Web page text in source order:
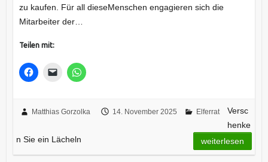
zu kaufen. Für all dieseMenschen engagieren sich die
Mitarbeiter der…
Teilen mit:
Matthias Gorzolka 14. November 2025 Elferrat
Versc
henke
n Sie ein Lächeln
weiterlesen